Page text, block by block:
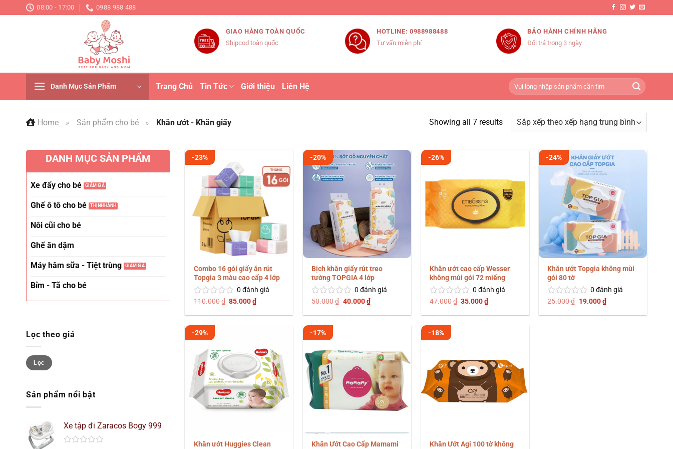
đến
08:00 - 17:00 0988 988 488
GIAO HÀNG TOÀN QUỐC
Shipcod toàn quốc
HOTLINE: 0988988488
Tư vấn miễn phí
BẢO HÀNH CHÍNH HÃNG
Đổi trả trong 3 ngày
Danh Mục Sản Phẩm Trang Chủ Tin Tức Giới thiệu Liên Hệ
Tìm
kiếm:
Home » Sản phẩm cho bé » Khăn ướt - Khăn giấy Showing all 7 results
DANH MỤC SẢN PHẨM
Xe đẩy cho bé
Ghế ô tô cho bé
Nôi cũi cho bé
Ghế ăn dặm
Máy hâm sữa - Tiệt trùng
Bỉm - Tã cho bé
Lọc theo giá
Giá
tối
thiểu
Giá
tối
đa
Lọc
Sản phẩm nổi bật
Xe tập đi Zaracos Bogy 999
-23%
Combo 16 gói giấy ăn rút
Topgia 3 màu cao cấp 4 lớp
Được
hạng
0
5
sao
0 đánh giá
110.000₫ Giá
là:
85.000₫Giá
hiện
tại
-20%
Bịch khăn giấy rút treo
tường TOPGIA 4 lớp
Được
hạng
0
5
sao
0 đánh giá
50.000₫ Giá
là:
40.000₫Giá
hiện
tại
-26%
Khăn ướt cao cấp Wesser
không mùi gói 72 miếng
Được
hạng
0
5
sao
0 đánh giá
47.000₫ Giá
là:
35.000₫Giá
hiện
tại
-24%
Khăn ướt Topgia không mùi
gói 80 tờ
Được
hạng
0 đánh giá
25.000₫ Giá
là:
19.000₫Giá
hiện
tại
-29%
Khăn ướt Huggies Clean
-17%
Khăn Ướt Cao Cấp Mamami
-18%
Khăn Ướt Agi 100 tờ không